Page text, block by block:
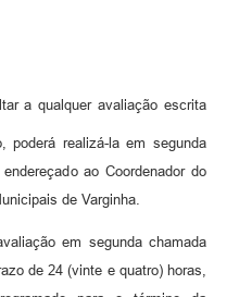
a qualquer avaliação escrita
poderá realizá-la em segunda
ao Coordenador do
de Varginha.
em segunda chamada
de 24 (vinte e quatro) horas,